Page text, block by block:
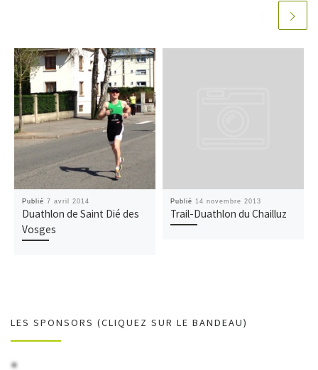
Publié 7 avril 2014
Duathlon de Saint Dié des
Vosges
Publié 14 novembre 2013
Trail-Duathlon du Chailluz
LES SPONSORS (CLIQUEZ SUR LE BANDEAU)